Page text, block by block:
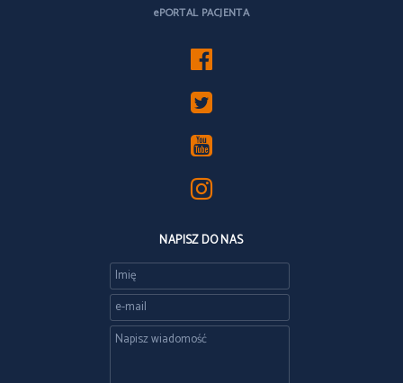
ePORTAL PACJENTA
NAPISZ DO NAS